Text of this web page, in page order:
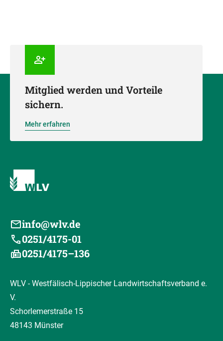
Mitglied werden und Vorteile
sichern.
Mehr erfahren
info@wlv.de
0251/4175-01
0251/4175–136
WLV - Westfälisch-Lippischer Landwirtschaftsverband e.
V.
Schorlemerstraße 15
48143 Münster